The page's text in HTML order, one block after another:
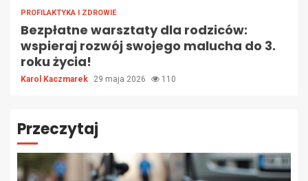
PROFILAKTYKA I ZDROWIE
Bezpłatne warsztaty dla rodziców:
wspieraj rozwój swojego malucha do 3.
roku życia!
Karol Kaczmarek 29 maja 2026 110
Przeczytaj